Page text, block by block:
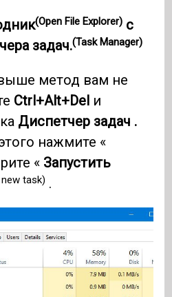
(Open File Explorer) с
задач.(Task Manager)
метод вам не
Ctrl+Alt+Del и
Диспетчер задач .
нажмите «
« Запустить
task) .